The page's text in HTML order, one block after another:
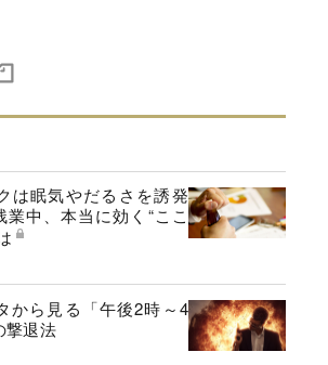
は眠気やだるさを誘発
業中、本当に効く“ここ
から見る「午後2時～4
撃退法